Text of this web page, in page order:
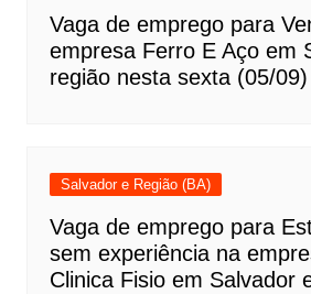
Vaga de emprego para
empresa Ferro E Aço em
região nesta sexta (05/09)
Salvador e Região (BA)
Vaga de emprego para
sem experiência na
Clinica Fisio em Salvador